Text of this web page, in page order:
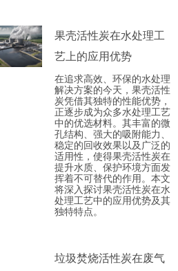
果壳活性炭在水处理工
艺上的应用优势
在追求高效、环保的水处理
解决方案的今天，果壳活性
炭凭借其独特的性能优势，
正逐步成为众多水处理工艺
中的优选材料。其丰富的微
孔结构、强大的吸附能力、
稳定的回收效果以及广泛的
适用性，使得果壳活性炭在
提升水质、保护环境方面发
挥着不可替代的作用。本文
将深入探讨果壳活性炭在水
处理工艺中的应用优势及其
独特特点。
垃圾焚烧活性炭在废气